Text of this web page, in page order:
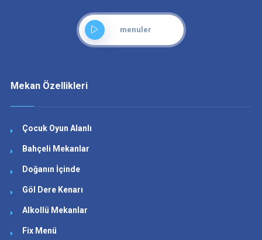
menuler
Mekan Özellikleri
Çocuk Oyun Alanlı
Bahçeli Mekanlar
Doğanın İçinde
Göl Dere Kenarı
Alkollü Mekanlar
Fix Menü